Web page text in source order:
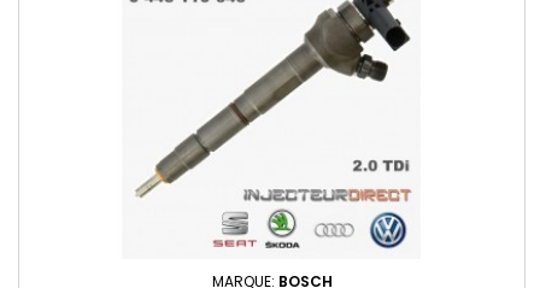
MARQUE: BOSCH